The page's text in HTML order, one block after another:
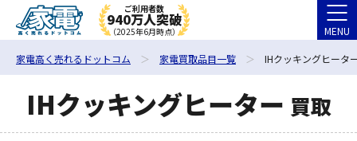
ご利用者数
940万人突破
（2025年6月時点） MENU
家電高く売れるドットコム 家電買取品目一覧 IHクッキングヒータ
IHクッキングヒーター 買取